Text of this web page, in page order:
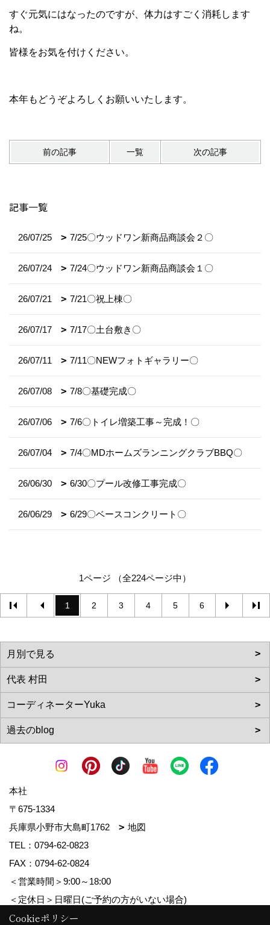
すぐ元気にはなったのですが、体力はすごく消耗します
ね。
皆様をお気を付けください。
本年もどうぞよろしくお願いいたします。
前の記事 一覧 次の記事
記事一覧
26/07/25 7/25〇ウッドワン新商品商談会２〇
26/07/24 7/24〇ウッドワン新商品商談会１〇
26/07/21 7/21〇祝上棟〇
26/07/17 7/17〇土台敷き〇
26/07/11 7/11〇NEWフォトギャラリー〇
26/07/08 7/8〇基礎完成〇
26/07/06 7/6〇トイレ増築工事～完成！〇
26/07/04 7/4〇MDホームズランニングクラブBBQ〇
26/06/30 6/30〇プール改修工事完成〇
26/06/29 6/29〇ベースコンクリート〇
1ページ （全224ページ中）
1 2 3 4 5 6
本社
〒675-1334
兵庫県小野市大島町1762
地図
TEL： 0794-62-0823
FAX：0794-62-0824
＜営業時間＞9:00～18:00
＜定休日＞日曜日(ご予約の方がいない場合)
Cookieポリシー